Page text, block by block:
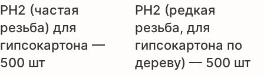
PH2 (частая
резьба) для
гипсокартона —
500 шт
PH2 (редкая
резьба, для
гипсокартона по
дереву) — 500 шт